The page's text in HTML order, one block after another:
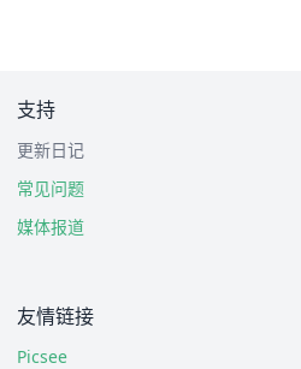
支持
更新日记
常见问题
媒体报道
友情链接
Picsee